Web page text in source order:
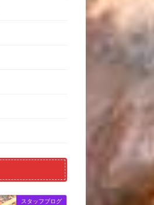
スタッフブログ